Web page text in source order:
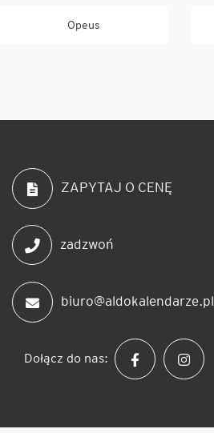
Opeus
ZAPYTAJ O CENĘ
zadzwoń
biuro@aldokalendarze.pl
Dołącz do nas: